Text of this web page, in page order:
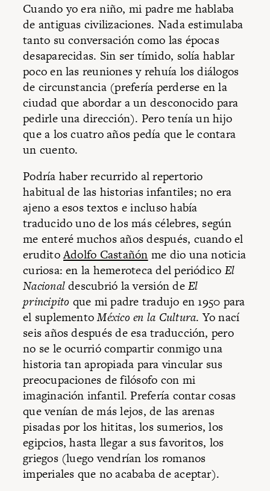
Cuando yo era niño, mi padre me hablaba
de antiguas civilizaciones. Nada estimulaba
tanto su conversación como las épocas
desaparecidas. Sin ser tímido, solía hablar
poco en las reuniones y rehuía los diálogos
de circunstancia (prefería perderse en la
ciudad que abordar a un desconocido para
pedirle una dirección). Pero tenía un hijo
que a los cuatro años pedía que le contara
un cuento.
Podría haber recurrido al repertorio
habitual de las historias infantiles; no era
ajeno a esos textos e incluso había
traducido uno de los más célebres, según
me enteré muchos años después, cuando el
eruditoAdolfo Castañón me dio una noticia
curiosa: en la hemeroteca del periódico El
Nacionaldescubrió la versión deEl
principito que mi padre tradujo en 1950 para
el suplementoMéxico en la Cultura. Yo nací
seis años después de esa traducción, pero
no se le ocurrió compartir conmigo una
historia tan apropiada para vincular sus
preocupaciones de filósofo con mi
imaginación infantil. Prefería contar cosas
que venían de más lejos, de las arenas
pisadas por los hititas, los sumerios, los
egipcios, hasta llegar a sus favoritos, los
griegos (luego vendrían los romanos
imperiales que no acababa de aceptar).